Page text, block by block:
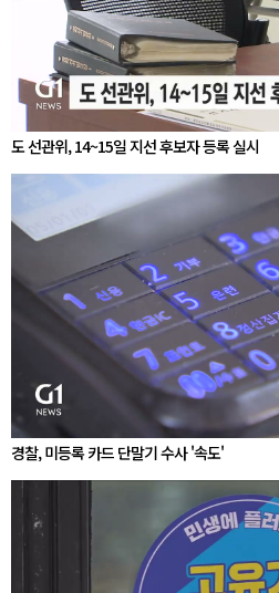
도 선관위, 14~15일 지선 후보자 등록 실시
경찰, 미등록 카드 단말기 수사 '속도'